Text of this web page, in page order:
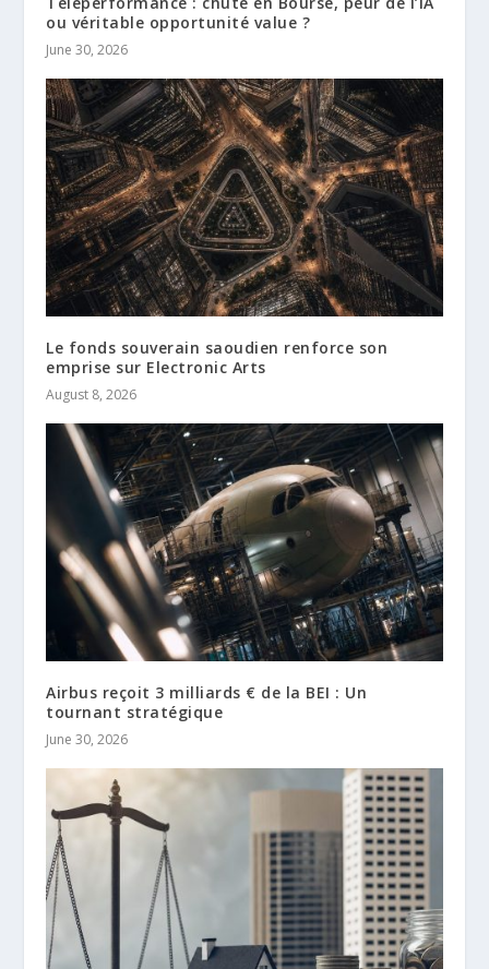
ou véritable opportunité value ?
June 30, 2026
Le fonds souverain saoudien renforce son
emprise sur Electronic Arts
August 8, 2026
Airbus reçoit 3 milliards € de la BEI : Un
tournant stratégique
June 30, 2026